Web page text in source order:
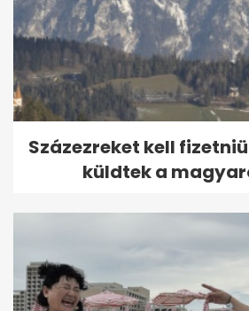
Százezreket kell
küldtek a